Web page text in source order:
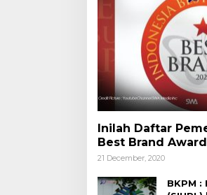
Inilah Daftar
Best Brand
21 December, 2020
BKPM :